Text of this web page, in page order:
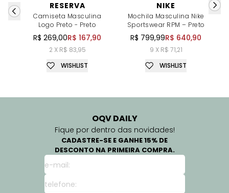
RESERVA
Camiseta Masculina
Logo Preto - Preto
R$ 269,00R$ 167,90
2 X R$ 83,95
WISHLIST
NIKE
Mochila Masculina Nike
Sportswear RPM – Preto
R$ 799,99R$ 640,90
9 X R$ 71,21
WISHLIST
OQV DAILY
Fique por dentro das novidades!
CADASTRE-SE E GANHE 15% DE
DESCONTO NA PRIMEIRA COMPRA.